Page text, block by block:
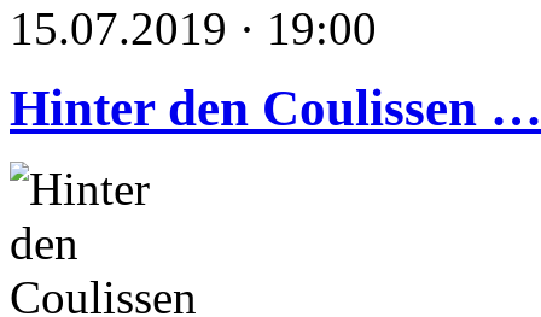
15.07.2019 · 19:00
Hinter den Coulissen …